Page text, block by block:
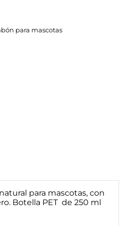
para mascotas
para mascotas, con
Botella PET de 250 ml